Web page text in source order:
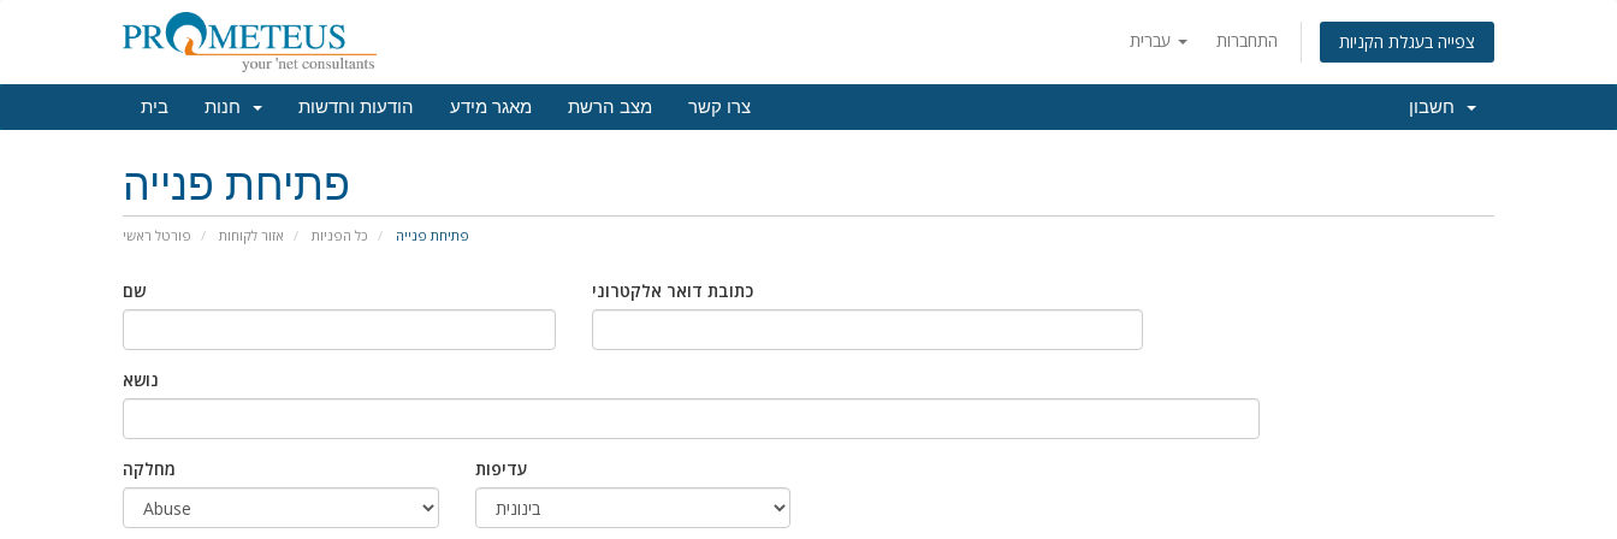
התחברות צפייה בעגלת הקניות
בית הודעות וחדשות מאגר מידע מצב הרשת צרו קשר
פתיחת פנייה
פורטל ראשי אזור לקוחות כל הפניות פתיחת פנייה
שם כתובת דואר אלקטרוני
נושא
מחלקה עדיפות